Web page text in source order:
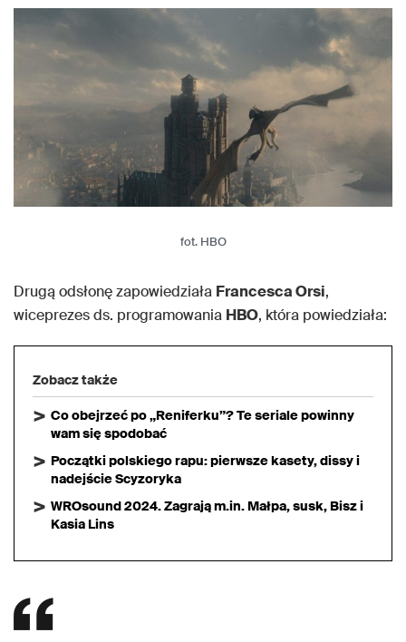
fot. HBO
Drugą odsłonę zapowiedziała Francesca Orsi,
wiceprezes ds. programowania HBO, która powiedziała:
Zobacz także
Co obejrzeć po „Reniferku”? Te seriale powinny
wam się spodobać
Początki polskiego rapu: pierwsze kasety, dissy i
nadejście Scyzoryka
WROsound 2024. Zagrają m.in. Małpa, susk, Bisz i
Kasia Lins